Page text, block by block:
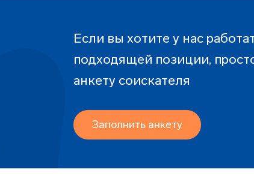
Если вы хотите у нас
подходящей позиции,
анкету соискателя
Заполнить анкету